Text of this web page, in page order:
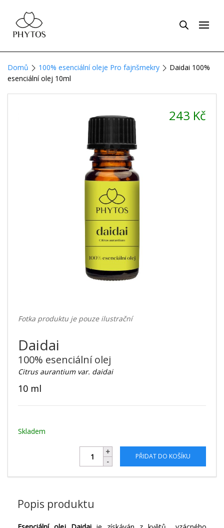
Domů 100% esenciální oleje Pro fajnšmekry
Daidai 100%
esenciální olej 10ml
Fotka produktu je pouze ilustrační
Daidai
100% esenciální olej
Citrus aurantium var. daidai
10 ml
243 Kč
Skladem
PŘIDAT DO KOŠÍKU
Popis produktu